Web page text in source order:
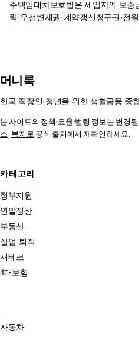
주택임대차보호법은 세입자의 보증
력·우선변제권·계약갱신청구권·전
머니룩
한국 직장인·청년을 위한 생활금융 종
본 사이트의 정책·요율·법령 정보는 변경
스· 복지로 공식 출처에서 재확인하세요.
카테고리
정부지원
연말정산
부동산
실업·퇴직
재테크
4대보험
자동차